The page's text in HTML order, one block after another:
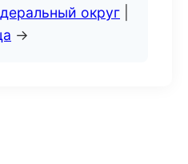
округ
→